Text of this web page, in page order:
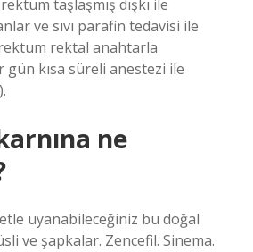
taşlaşmış dışkı ile
ve sıvı parafin tedavisi ile
rektal anahtarla
gün kısa süreli anestezi ile
ne
uyanabileceğiniz bu doğal
ve şapkalar. Zencefil. Sinema.